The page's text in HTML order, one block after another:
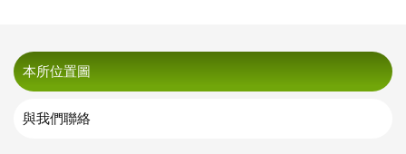
本所位置圖
與我們聯絡